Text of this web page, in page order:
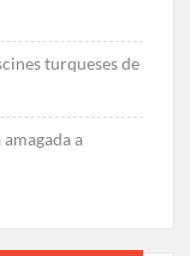
turqueses de
a